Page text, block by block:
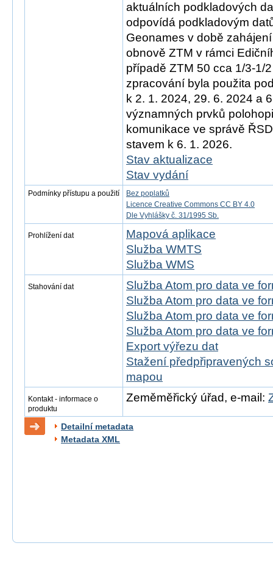
aktuálních podkladových
odpovídá podkladovým
Geonames v době
obnově ZTM v rámci
případě ZTM 50 cca 1/3-1/
zpracování byla použita
k 2. 1. 2024, 29. 6. 2024 a
významných prvků
komunikace ve správě
stavem k 6. 1. 2026.
Stav aktualizace
Stav vydání
Podmínky přístupu a použití
Bez poplatků
Licence Creative Commons CC BY 4.0
Dle Vyhlášky č. 31/1995 Sb.
Prohlížení dat
Mapová aplikace
Služba WMTS
Služba WMS
Stahování dat
Služba Atom pro data ve
Služba Atom pro data ve
Služba Atom pro data ve
Služba Atom pro data ve
Export výřezu dat
Stažení předpřipravených
mapou
Kontakt - informace o
produktu
Zeměměřický úřad, e-mail:
Detailní metadata
Metadata XML